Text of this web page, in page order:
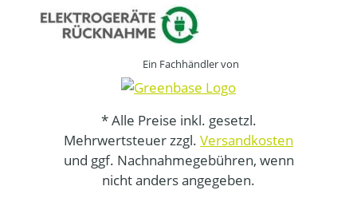
Ein Fachhändler von
* Alle Preise inkl. gesetzl.
Mehrwertsteuer zzgl. Versandkosten
und ggf. Nachnahmegebühren, wenn
nicht anders angegeben.